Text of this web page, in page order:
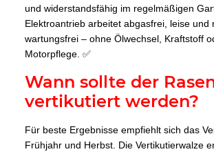
und widerstandsfähig im regelmäßigen
Elektroantrieb arbeitet abgasfrei, leise und
wartungsfrei – ohne Ölwechsel, Kraftstoff
Motorpflege. ✅
Wann sollte der
vertikutiert werden?
Für beste Ergebnisse empfiehlt sich das
Frühjahr und Herbst. Die Vertikutierwalze